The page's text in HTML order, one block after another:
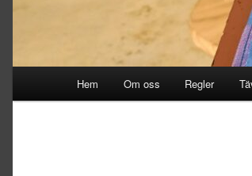
Hoppa
Hoppa
Hem Om oss Regler